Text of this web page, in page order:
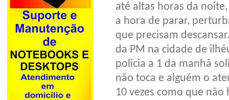
até altas horas da
a hora de parar,
que precisam
da PM na cidade de
policia a 1 da manhã
não toca e alguém o
10 vezes como que